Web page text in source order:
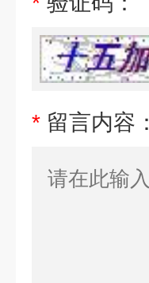
* 留言内容：